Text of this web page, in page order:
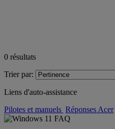
0 résultats
Trier par:
Liens d'auto-assistance
Pilotes et manuels Réponses Acer